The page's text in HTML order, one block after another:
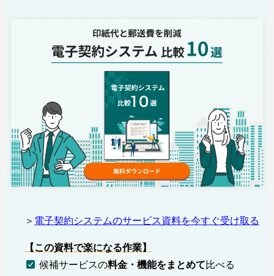
＞ 電子契約システムのサービス資料を今すぐ受け取る
【この資料で楽になる作業】
候補サービスの料金・機能をまとめて比べる